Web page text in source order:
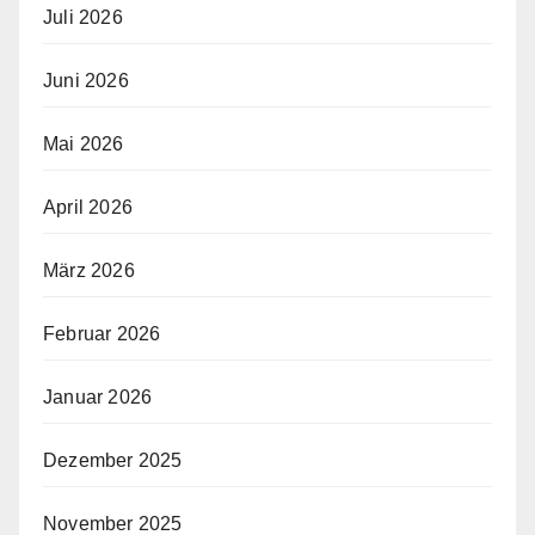
Juli 2026
Juni 2026
Mai 2026
April 2026
März 2026
Februar 2026
Januar 2026
Dezember 2025
November 2025